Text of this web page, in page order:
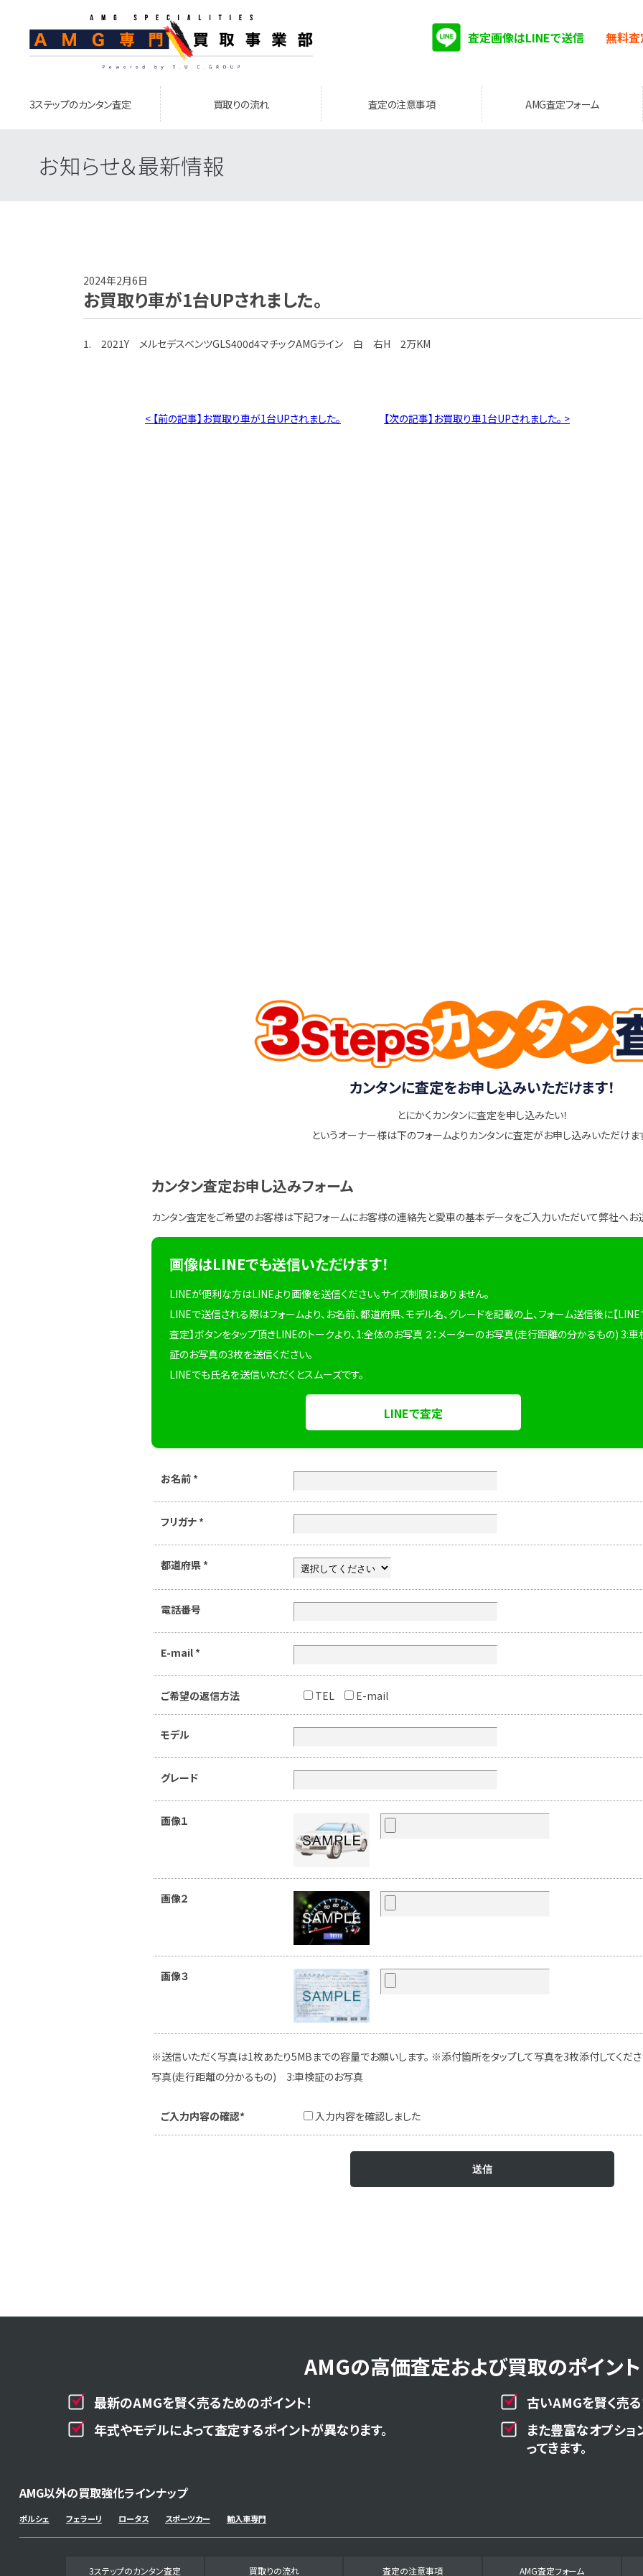
査定画像はLINEで送信 無料査
3ステップのカンタン査定 買取りの流れ 査定の注意事項 AMG査定フォーム
お知らせ＆最新情報
2024年2月6日
お買取り車が1台UPされました。
1. 2021Y メルセデスベンツGLS400d4マチックAMGライン 白 右H 2万KM
< 【前の記事】お買取り車が1台UPされました。 【次の記事】お買取り車1台UPされました。 >
カンタンに査定をお申し込みいただけます！
とにかくカンタンに査定を申し込みたい！
というオーナー様は下のフォームよりカンタンに査定がお申し込みいただけま
カンタン査定お申し込みフォーム
カンタン査定をご希望のお客様は下記フォームにお客様の連絡先と愛車の基本データをご入力いただいて弊社へお
画像はLINEでも送信いただけます！
LINEが便利な方はLINEより画像を送信ください。サイズ制限はありません。
LINEで送信される際はフォームより、お名前、都道府県、モデル名、グレードを記載の上、フォーム送信後に【LINE
査定】ボタンをタップ頂きLINEのトークより、1:全体のお写真 ２：メーターのお写真(走行距離の分かるもの) 3:車
証のお写真の3枚を送信ください。
LINEでも氏名を送信いただくとスムーズです。
LINEで査定
お名前 *
フリガナ *
都道府県 *
電話番号
E-mail *
ご希望の返信方法 TEL E-mail
モデル
グレード
画像１
画像２
画像３
※送信いただく写真は1枚あたり5MBまでの容量でお願いします。 ※添付箇所をタップして写真を3枚添付してくだ
写真(走行距離の分かるもの) 3:車検証のお写真
ご入力内容の確認* 入力内容を確認しました
AMGの高価査定および買取のポイント
最新のAMGを賢く売るためのポイント！
古いAMGを賢く売
年式やモデルによって査定するポイントが異なります。
また豊富なオプシ
ってきます。
AMG以外の買取強化ラインナップ
ポルシェ フェラーリ ロータス スポーツカー 輸入車専門
3ステップのカンタン査定 買取りの流れ 査定の注意事項 AMG査定フォーム